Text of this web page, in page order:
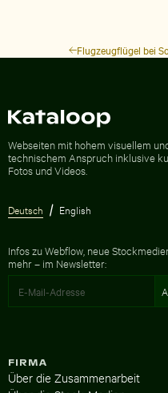
Flugzeugflügel bei
Webseiten mit hohem visuellem
technischem Anspruch inklusive
Fotos und Videos.
Deutsch English
Infos zu Webflow, neue
mehr – im Newsletter:
FIRMA
Über die Zusammenarbeit